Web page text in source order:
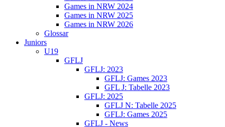
Games in NRW 2024
Games in NRW 2025
Games in NRW 2026
Glossar
Juniors
U19
GFLJ
GFLJ: 2023
GFLJ: Games 2023
GFL J: Tabelle 2023
GFLJ: 2025
GFLJ N: Tabelle 2025
GFLJ: Games 2025
GFLJ - News